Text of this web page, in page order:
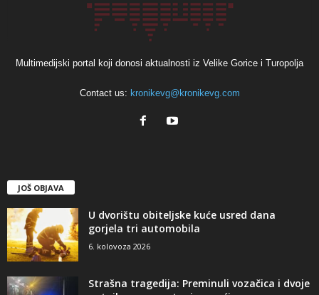
Multimedijski portal koji donosi aktualnosti iz Velike Gorice i Turopolja
Contact us: kronikevg@kronikevg.com
JOŠ OBJAVA
U dvorištu obiteljske kuće usred dana
gorjela tri automobila
6. kolovoza 2026
Strašna tragedija: Preminuli vozačica i dvoje